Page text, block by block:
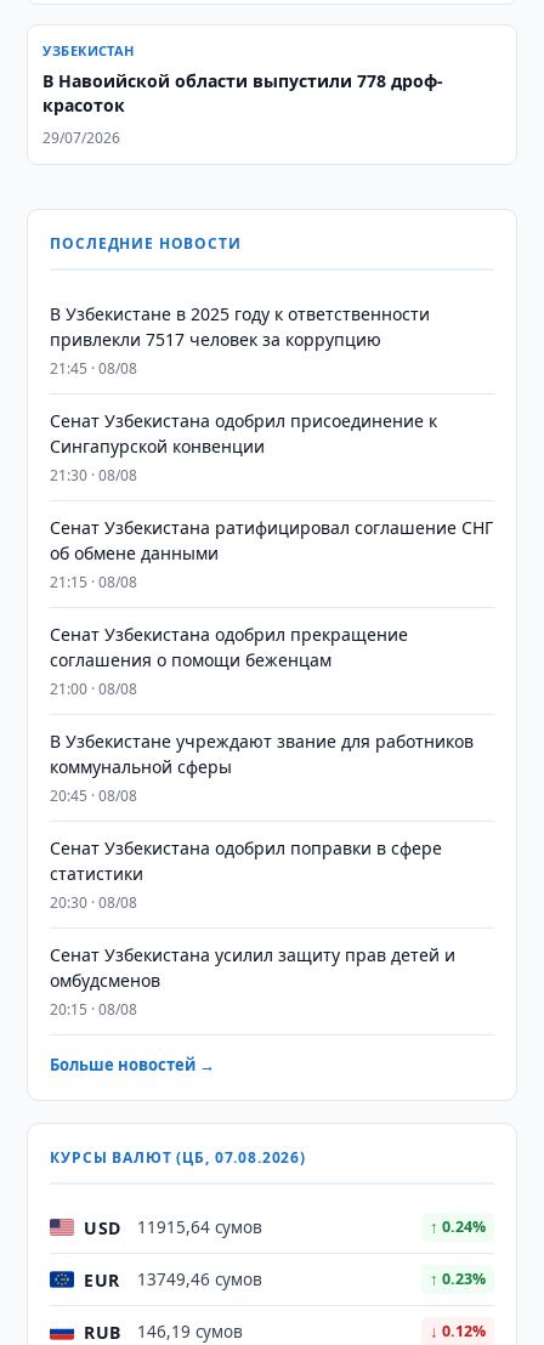
УЗБЕКИСТАН
В Навоийской области выпустили 778 дроф-
красоток
29/07/2026
ПОСЛЕДНИЕ НОВОСТИ
В Узбекистане в 2025 году к ответственности
привлекли 7517 человек за коррупцию
21:45 · 08/08
Сенат Узбекистана одобрил присоединение к
Сингапурской конвенции
21:30 · 08/08
Сенат Узбекистана ратифицировал соглашение СНГ
об обмене данными
21:15 · 08/08
Сенат Узбекистана одобрил прекращение
соглашения о помощи беженцам
21:00 · 08/08
В Узбекистане учреждают звание для работников
коммунальной сферы
20:45 · 08/08
Сенат Узбекистана одобрил поправки в сфере
статистики
20:30 · 08/08
Сенат Узбекистана усилил защиту прав детей и
омбудсменов
20:15 · 08/08
Больше новостей →
КУРСЫ ВАЛЮТ (ЦБ, 07.08.2026)
USD 11915,64 сумов ↑ 0.24%
EUR 13749,46 сумов ↑ 0.23%
RUB 146,19 сумов ↓ 0.12%